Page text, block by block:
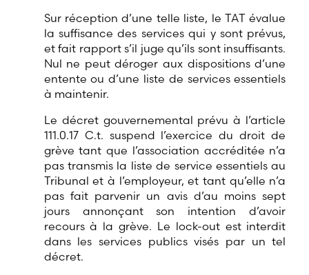
Sur réception d’une telle liste, le TAT évalue
la suffisance des services qui y sont prévus,
et fait rapport s’il juge qu’ils sont insuffisants.
Nul ne peut déroger aux dispositions d’une
entente ou d’une liste de services essentiels
à maintenir.
Le décret gouvernemental prévu à l’article
111.0.17 C.t. suspend l’exercice du droit de
grève tant que l’association accréditée n’a
pas transmis la liste de service essentiels au
Tribunal et à l’employeur, et tant qu’elle n’a
pas fait parvenir un avis d’au moins sept
jours annonçant son intention d’avoir
recours à la grève. Le lock-out est interdit
dans les services publics visés par un tel
décret.